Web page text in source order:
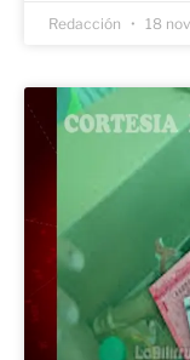
Redacción 18